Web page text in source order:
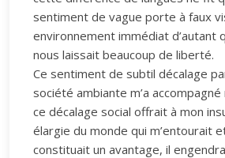
sentiment de vague porte à faux
environnement immédiat d’autant
nous laissait beaucoup de liberté.
Ce sentiment de subtil décalage
société ambiante m’a accompagné
ce décalage social offrait à mon
élargie du monde qui m’entourait
constituait un avantage, il